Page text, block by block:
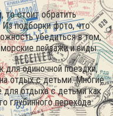
то стоит обратить
подборки фото, что
убедиться в том,
пейзажи и виды.
для одиночной поездки,
отдых с детьми. Многие
отдыха с детьми как
глубинного перехода.